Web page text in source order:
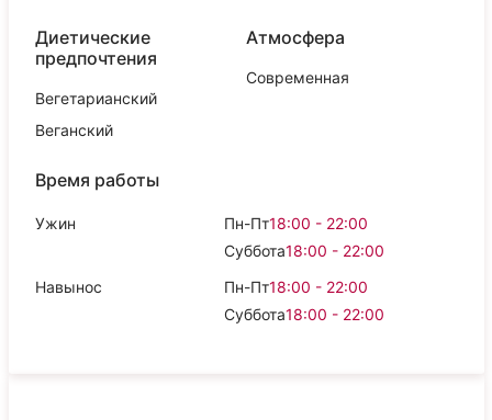
Диетические
предпочтения
Вегетарианский
Веганский
Атмосфера
Современная
Время работы
Ужин Пн-Пт18:00 - 22:00
Суббота18:00 - 22:00
Навынос
Пн-Пт18:00 - 22:00
Суббота18:00 - 22:00